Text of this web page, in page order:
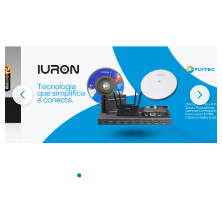
Onu-Gpon-Gpon
Ont-Xpon
Huawei
Switch
Ubiquiti
Vga